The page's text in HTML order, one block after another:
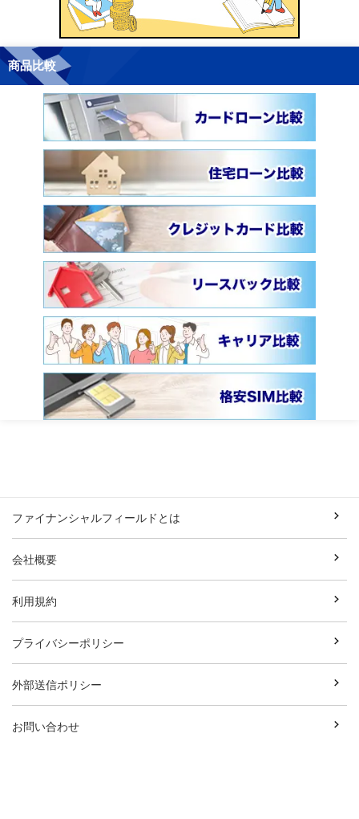
商品比較
ファイナンシャルフィールドとは
会社概要
利用規約
プライバシーポリシー
外部送信ポリシー
お問い合わせ